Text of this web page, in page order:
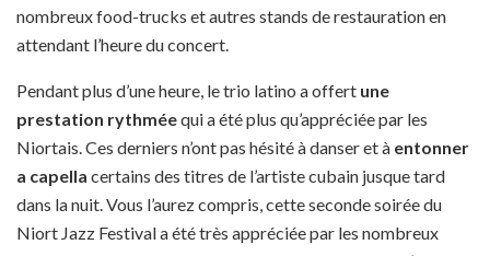
nombreux food-trucks et autres stands de restauration en
attendant l’heure du concert.
Pendant plus d’une heure, le trio latino a offert une
prestation rythméequi a été plus qu’appréciée par les
Niortais. Ces derniers n’ont pas hésité à danser et à entonner
a capella certains des titres de l’artiste cubain jusque tard
dans la nuit. Vous l’aurez compris, cette seconde soirée du
Niort Jazz Festival a été très appréciée par les nombreux